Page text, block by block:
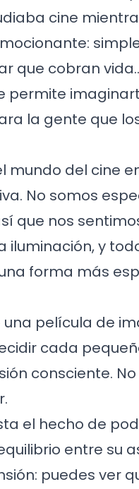
cine
que cobran
permite
la gente que
mundo del cine
No somos
que nos
iluminación, y
forma más
película de
cada
consciente.
el hecho de
entre su
puedes ver